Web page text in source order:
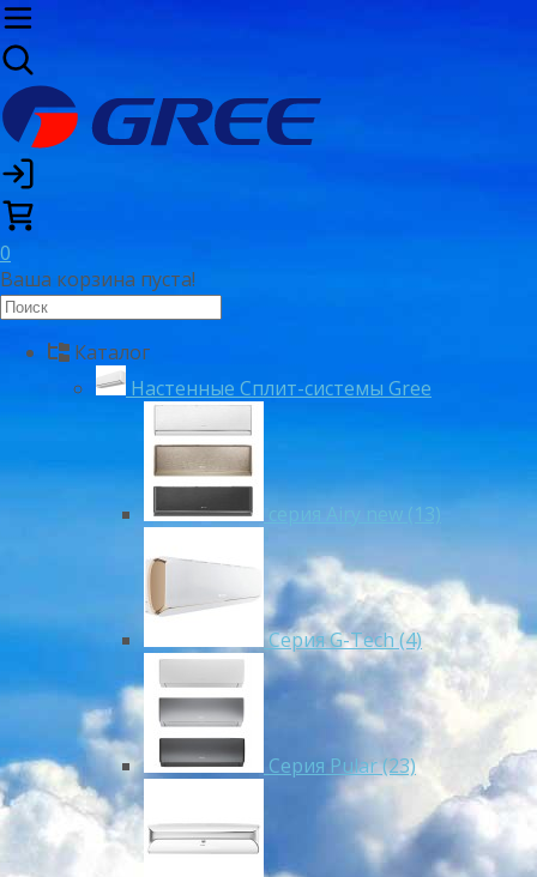
0
Ваша корзина пуста!
Каталог
Настенные Сплит-системы Gree
серия Airy new (13)
Серия G-Tech (4)
Серия Pular (23)